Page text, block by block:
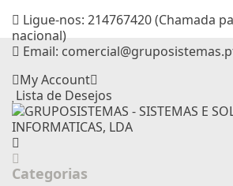
Ligue-nos: 214767420 (Chamada
nacional)
Email:
My Account
Lista de Desejos
Categorias